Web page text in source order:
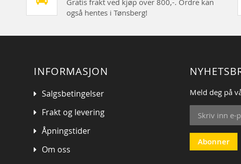
Gratis frakt ved kjøp over 800,-. Ordre kan
også hentes i Tønsberg!
INFORMASJON
Salgsbetingelser
Frakt og levering
Åpningstider
Om oss
Meld deg på
Sign
Up
for
Our
Newsletter:
Abonner